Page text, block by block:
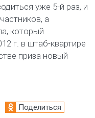
уже 5-й раз, и
а
который
г. в штаб-квартире
приза новый
Поделиться